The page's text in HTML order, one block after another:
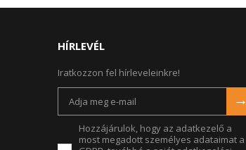
HÍRLEVÉL
Iratkozzon fel hírleveleinkre!
→
Hozzájárulok, hogy az adatkezelő a
most megadott személyes adataimat a